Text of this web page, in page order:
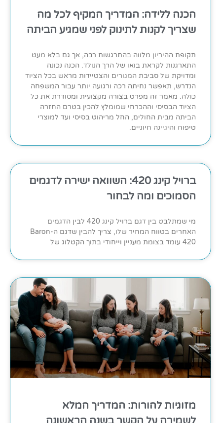
הכנה ללידה: המדריך המקיף לכל מה
שצריך לקנות לתינוק לפני שמגיע הביתה
תקופת ההיריון מלווה בהתרגשות רבה, אך גם בלא מעט
התארגנות לקראת בואו של הרך הנולד. הכנה נכונה
ומדויקת של סביבת המגורים והצטיידות מראש בכל הציוד
הנדרש, תאפשר נחיתה רכה ורגועה יותר עבור המשפחה
כולה. מאמר זה מפרט בצורה מקצועית ומסודרת את כל
הציוד הבסיסי וההכרחי שמומלץ להכין בטרם החזרה
הביתה מבית החולים, החל מריהוט בסיסי ועד למוצרי
טיפוח והיגיינה חיוניים.
ברויל קינג 420: השוואה ישירה לדגמים
הסמוכים ומה לבחור
מי שמתלבט בין דגם ברויל קינג 420 לבין הדגמים
האחרים בטווח המחיר שלו, צריך להבין שדגם ה-Baron
420 עומד בצומת מעניין וייחודי בתוך הקטלוג של
מזוגיות להורות: המדריך המלא